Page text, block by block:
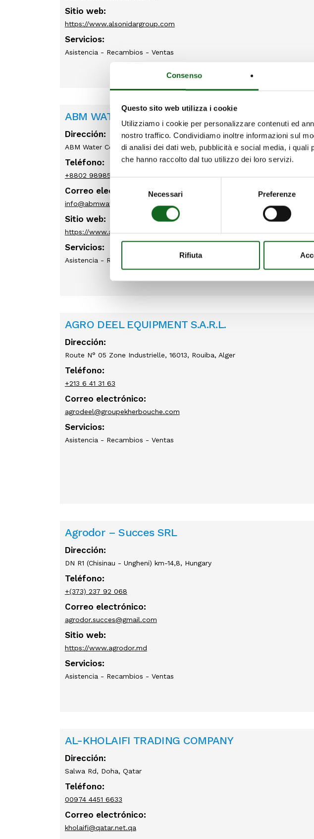
Consenso
Questo sito web utilizza i cookie
Utilizziamo i cookie per personalizzare contenuti ed
nostro traffico. Condividiamo inoltre informazioni sul
di analisi dei dati web, pubblicità e social media, i
che hanno raccolto dal tuo utilizzo dei loro servizi.
del
consenso
Necessari Preferenze
Rifiuta
Sitio web:
https://www.alsonidargroup.com
Servicios:
Asistencia - Recambios - Ventas
ABM WATER COMPANY LTD
Dirección:
ABM Water Company Ltd, House B/113 Mosque Road, Dacca, Bangladesh
Teléfono:
+8802 9898587, +8802 9880152
Correo electrónico:
info@abmwater.com
Sitio web:
https://www.abmwater.com
Servicios:
Asistencia - Recambios - Ventas
AGRO DEEL EQUIPMENT S.A.R.L.
Dirección:
Route N° 05 Zone Industrielle, 16013, Rouiba, Alger
Teléfono:
+213 6 41 31 63
Correo electrónico:
agrodeel@groupekherbouche.com
Servicios:
Asistencia - Recambios - Ventas
Agrodor – Succes SRL
Dirección:
DN R1 (Chisinau - Ungheni) km-14,8, Hungary
Teléfono:
+(373) 237 92 068
Correo electrónico:
agrodor.succes@gmail.com
Sitio web:
https://www.agrodor.md
Servicios:
Asistencia - Recambios - Ventas
AL-KHOLAIFI TRADING COMPANY
Dirección:
Salwa Rd, Doha, Qatar
Teléfono:
00974 4451 6633
Correo electrónico:
kholaifi@qatar.net.qa